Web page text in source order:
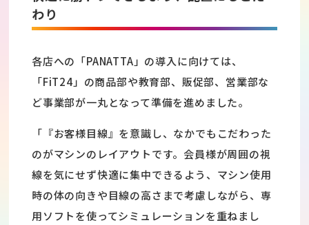
わり
各店への「PANATTA」の導入に向けては、
「FiT24」の商品部や教育部、販促部、営業部な
ど事業部が一丸となって準備を進めました。
「『お客様目線』を意識し、なかでもこだわった
のがマシンのレイアウトです。会員様が周囲の視
線を気にせず快適に集中できるよう、マシン使用
時の体の向きや目線の高さまで考慮しながら、専
用ソフトを使ってシミュレーションを重ねまし